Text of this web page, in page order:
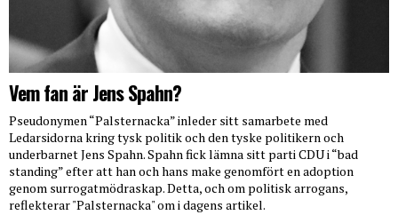
Vem fan är Jens Spahn?
Pseudonymen “Palsternacka” inleder sitt samarbete med
Ledarsidorna kring tysk politik och den tyske politikern och
underbarnet Jens Spahn. Spahn fick lämna sitt parti CDU i “bad
standing” efter att han och hans make genomfört en adoption
genom surrogatmödraskap. Detta, och om politisk arrogans,
reflekterar "Palsternacka" om i dagens artikel.